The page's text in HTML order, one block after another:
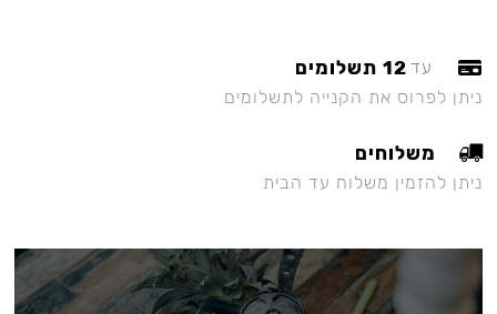
עד 12 תשלומים
ניתן לפרוס את הקנייה לתשלומים
משלוחים
ניתן להזמין משלוח עד הבית